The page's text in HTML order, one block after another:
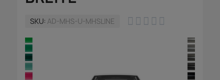
SKU AD-MHS-U-MHSLINE     